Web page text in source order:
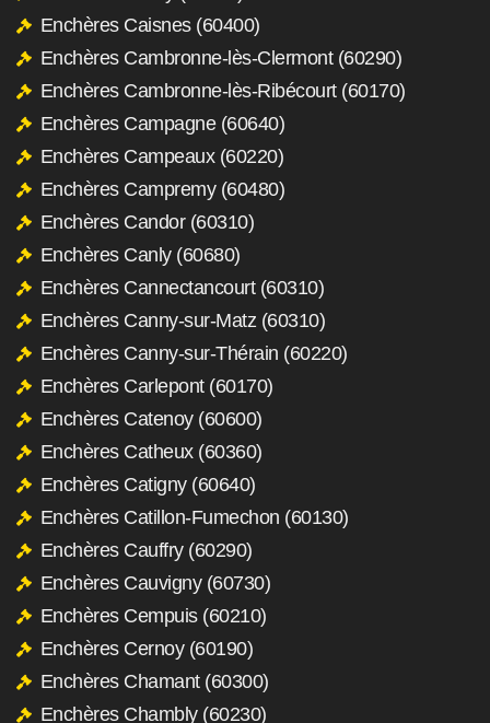
Enchères Caisnes (60400)
Enchères Cambronne-lès-Clermont (60290)
Enchères Cambronne-lès-Ribécourt (60170)
Enchères Campagne (60640)
Enchères Campeaux (60220)
Enchères Campremy (60480)
Enchères Candor (60310)
Enchères Canly (60680)
Enchères Cannectancourt (60310)
Enchères Canny-sur-Matz (60310)
Enchères Canny-sur-Thérain (60220)
Enchères Carlepont (60170)
Enchères Catenoy (60600)
Enchères Catheux (60360)
Enchères Catigny (60640)
Enchères Catillon-Fumechon (60130)
Enchères Cauffry (60290)
Enchères Cauvigny (60730)
Enchères Cempuis (60210)
Enchères Cernoy (60190)
Enchères Chamant (60300)
Enchères Chambly (60230)